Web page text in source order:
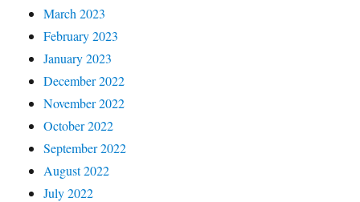
March 2023
February 2023
January 2023
December 2022
November 2022
October 2022
September 2022
August 2022
July 2022